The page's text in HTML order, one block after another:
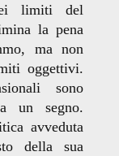
limiti del
la pena
ma non
oggettivi.
sono
un segno.
avveduta
della sua